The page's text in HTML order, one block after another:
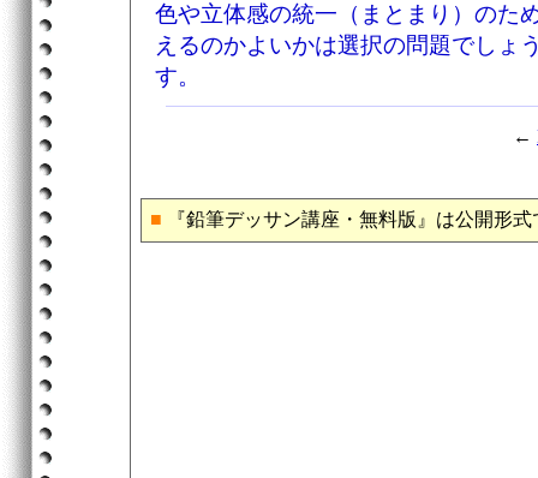
色や立体感の統一（まとまり）のた
えるのかよいかは選択の問題でしょ
す。
←
■ 『鉛筆デッサン講座・無料版』は公開形